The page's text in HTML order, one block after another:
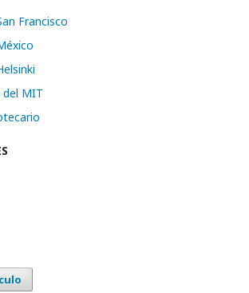
Francisco
del MIT